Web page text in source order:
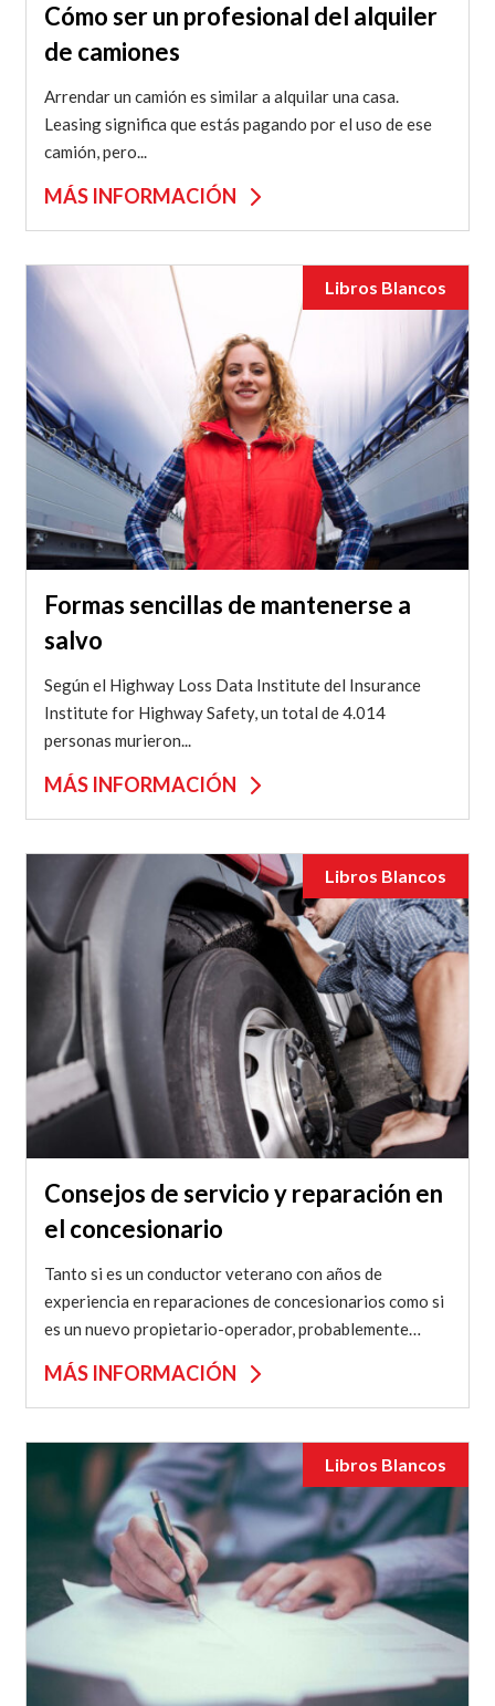
Cómo ser un profesional del alquiler
de camiones
Arrendar un camión es similar a alquilar una casa.
Leasing significa que estás pagando por el uso de ese
camión, pero...
MÁS INFORMACIÓN
Libros Blancos
Formas sencillas de mantenerse a
salvo
Según el Highway Loss Data Institute del Insurance
Institute for Highway Safety, un total de 4.014
personas murieron...
MÁS INFORMACIÓN
Libros Blancos
Consejos de servicio y reparación en
el concesionario
Tanto si es un conductor veterano con años de
experiencia en reparaciones de concesionarios como si
es un nuevo propietario-operador, probablemente
MÁS INFORMACIÓN
Libros Blancos